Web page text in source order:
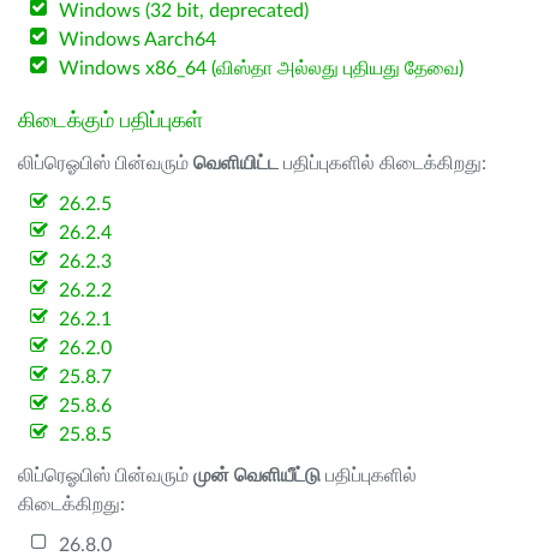
Windows (32 bit, deprecated)
Windows Aarch64
Windows x86_64 (விஸ்தா அல்லது புதியது தேவை)
கிடைக்கும் பதிப்புகள்
லிப்ரெஓபிஸ் பின்வரும் வெளியிட்ட பதிப்புகளில் கிடைக்கிறது:
26.2.5
26.2.4
26.2.3
26.2.2
26.2.1
26.2.0
25.8.7
25.8.6
25.8.5
லிப்ரெஓபிஸ் பின்வரும் முன் வெளியீட்டு பதிப்புகளில்
கிடைக்கிறது:
26.8.0